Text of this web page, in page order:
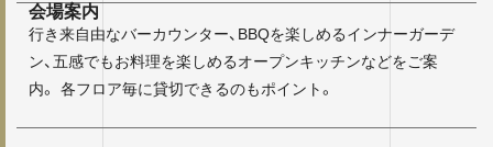
会場案内
行き来自由なバーカウンター、BBQを楽しめるインナーガーデ
ン、五感でもお料理を楽しめるオープンキッチンなどをご案
内。 各フロア毎に貸切できるのもポイント。